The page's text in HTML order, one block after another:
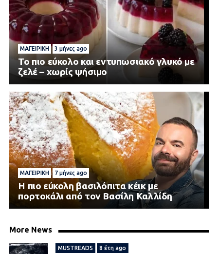
ΜΑΓΕΙΡΙΚΉ 3 μήνες ago
Το πιο εύκολο και εντυπωσιακό γλυκό με
ζελέ – χωρίς ψήσιμο
ΜΑΓΕΙΡΙΚΉ 7 μήνες ago
Η πιο εύκολη βασιλόπιτα κέικ με
πορτοκάλι από τον Βασίλη Καλλίδη
More News
MUSTREADS 8 έτη ago